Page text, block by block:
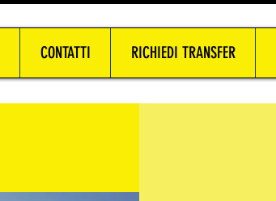
CONTATTI RICHIEDI TRANSFER